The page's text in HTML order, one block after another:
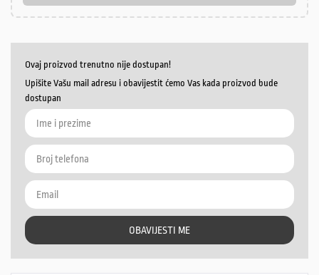
Ovaj proizvod trenutno nije dostupan!
Upišite Vašu mail adresu i obavijestit ćemo Vas kada proizvod bude
dostupan
OBAVIJESTI ME